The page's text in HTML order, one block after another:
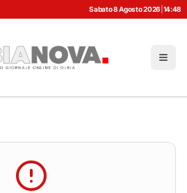
Sabato 8 Agosto 2026 14:48